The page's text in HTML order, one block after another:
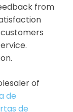
from
of
de
de